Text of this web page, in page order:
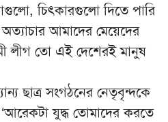
চিৎকারগুলো দিতে পারি
আমাদের মেয়েদের
লীগ তো এই দেশেরই মানুষ
ছাত্র সংগঠনের নেতৃবৃন্দকে
যুদ্ধ তোমাদের করতে